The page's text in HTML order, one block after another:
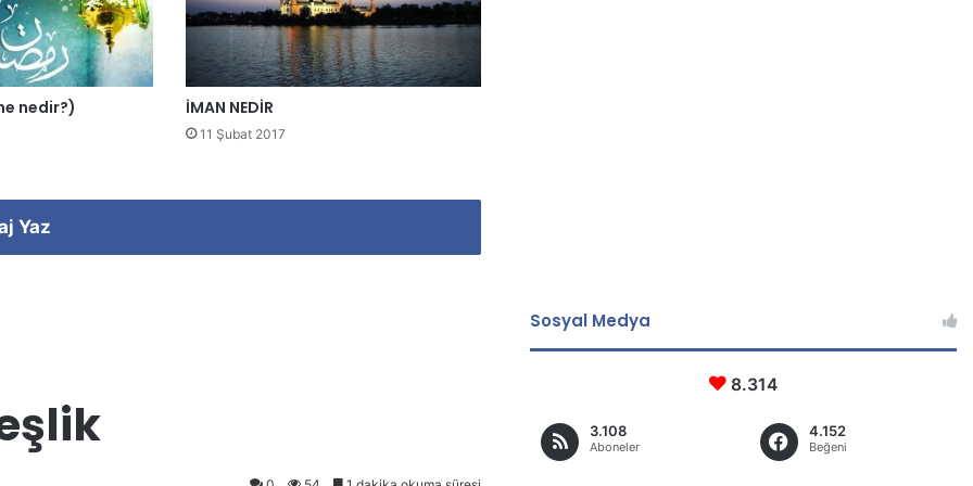
nedir?) İMAN NEDİR
11 Şubat 2017
Yaz